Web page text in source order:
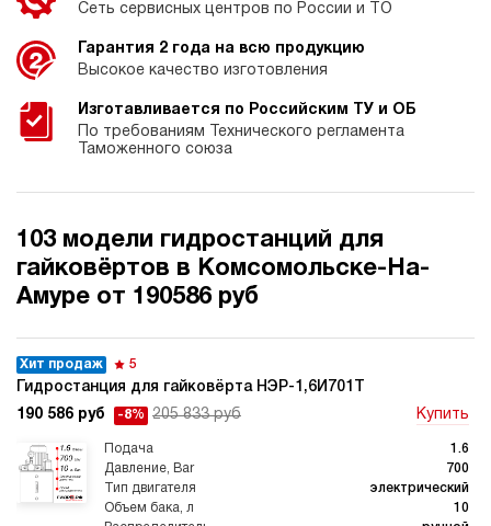
Сеть сервисных центров по России и ТО
Гарантия 2 года на всю продукцию
Высокое качество изготовления
Изготавливается по Российским ТУ и ОБ
По требованиям Технического регламента
Таможенного союза
103 модели гидростанций для
гайковёртов в Комсомольске-На-
Амуре от 190586 руб
Гидростанция для гайковёрта НЭР-1,6И701Т
Хит продаж 5
190 586 руб -8% 205 833 руб Купить
1.6
700
электрический
10